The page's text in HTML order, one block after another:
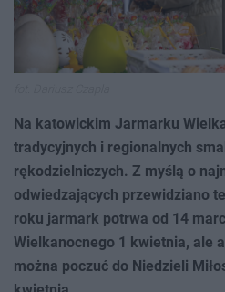
Na katowickim Jarmarku
tradycyjnych i regionalnych
rękodzielniczych. Z myślą o
odwiedzających przewidziano
roku jarmark potrwa od 14
Wielkanocnego 1 kwietnia, ale
można poczuć do Niedzieli